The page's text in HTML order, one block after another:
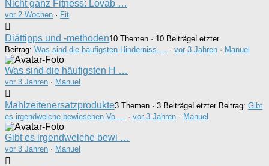
Nicht ganz Fitness: Lovab …
vor 2 Wochen · Fit
Diättipps und -methoden10 Themen · 10 BeiträgeLetzter
Beitrag: Was sind die häufigsten Hinderniss … · vor 3 Jahren · Manuel
Was sind die häufigsten H …
vor 3 Jahren · Manuel
Mahlzeitenersatzprodukte3 Themen · 3 BeiträgeLetzter Beitrag: Gibt
es irgendwelche bewiesenen Vo …
· vor 3 Jahren · Manuel
Gibt es irgendwelche bewi …
vor 3 Jahren · Manuel